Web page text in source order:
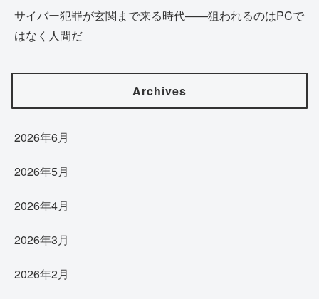
サイバー犯罪が玄関まで来る時代——狙われるのはPCで
はなく人間だ
Archives
2026年6月
2026年5月
2026年4月
2026年3月
2026年2月